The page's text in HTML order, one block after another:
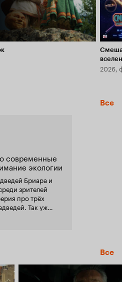
2026,
Все
современные
экологии
Бриара и
зрителей
про трёх
Так уж
экоповестка.
мультик
про медведей, и
генерируют
Течжи,
будущему.
Все